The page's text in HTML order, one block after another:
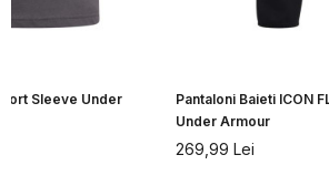
Sleeve Under
Pantaloni Baieti ICON
Under Armour
269,99 Lei